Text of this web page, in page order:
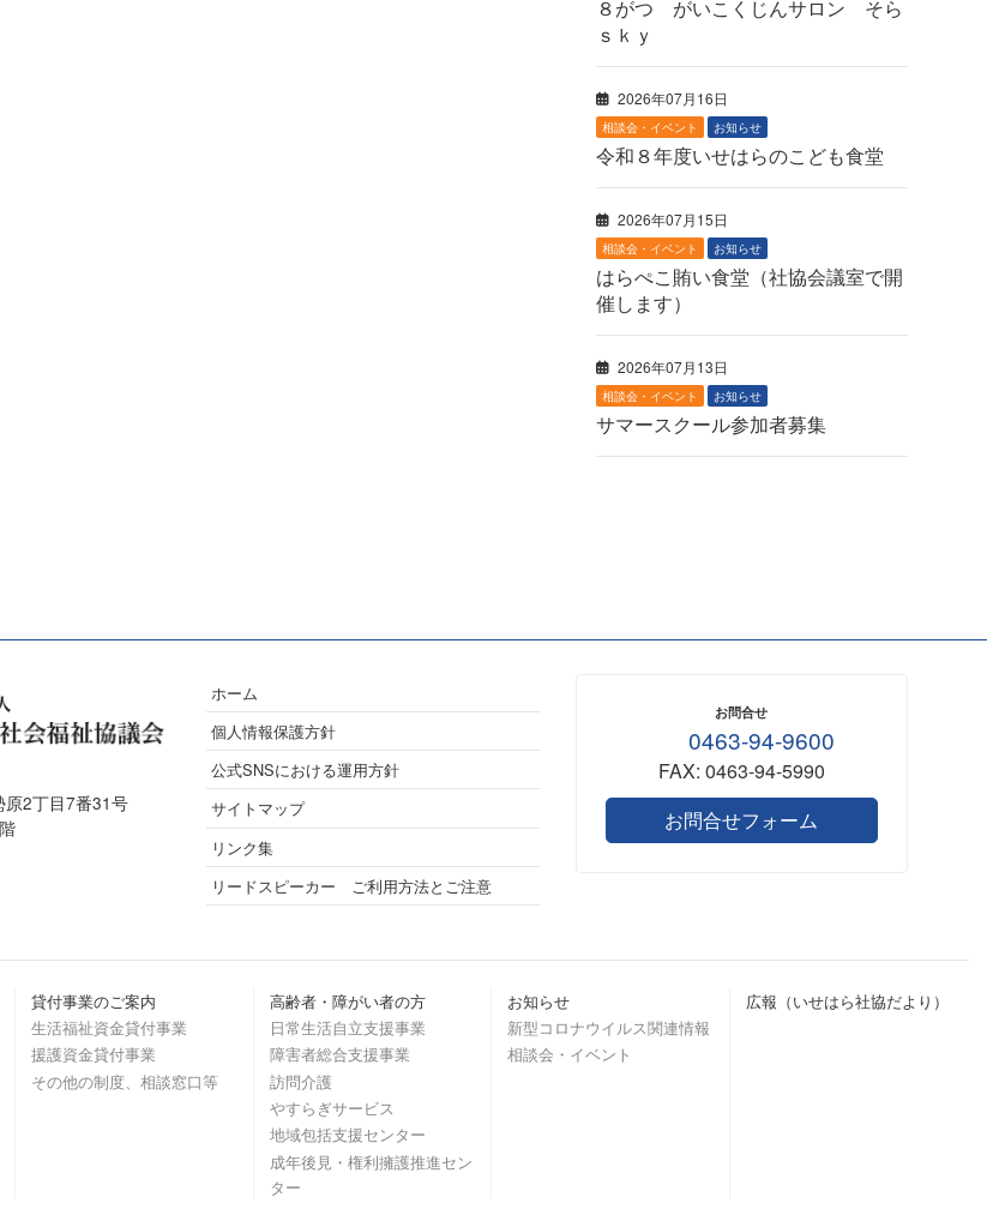
８がつ がいこくじんサロン そら
ｓｋｙ
2026年07月16日
相談会・イベント お知らせ
令和８年度いせはらのこども食堂
2026年07月15日
相談会・イベント お知らせ
はらぺこ賄い食堂（社協会議室で開
催します）
2026年07月13日
相談会・イベント お知らせ
サマースクール参加者募集
原2丁目7番31号
ホーム
個人情報保護方針
公式SNSにおける運用方針
サイトマップ
リンク集
リードスピーカー ご利用方法とご注意
お問合せ
0463-94-9600
FAX: 0463-94-5990
お問合せフォーム
貸付事業のご案内
生活福祉資金貸付事業
援護資金貸付事業
その他の制度、相談窓口等
高齢者・障がい者の方
日常生活自立支援事業
障害者総合支援事業
訪問介護
やすらぎサービス
地域包括支援センター
成年後見・権利擁護推進セン
ター
お知らせ
新型コロナウイルス関連情報
相談会・イベント
広報（いせはら社協だより）